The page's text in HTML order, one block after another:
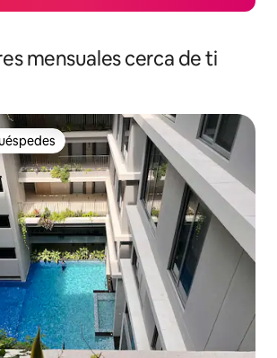
mensuales cerca de ti